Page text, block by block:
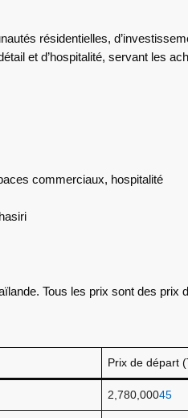
résidentielles,
et d’hospitalité, servant les
commerciaux, hospitalité
Tous les prix sont des prix
Prix de départ
2,780,00045